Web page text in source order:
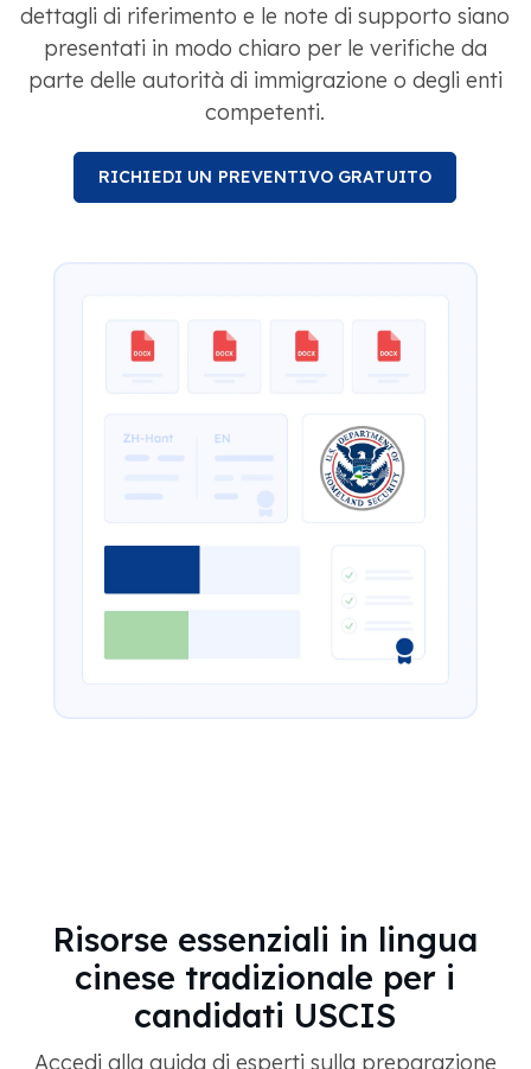
dettagli di riferimento e le note di supporto siano
presentati in modo chiaro per le verifiche da
parte delle autorità di immigrazione o degli enti
competenti.
RICHIEDI UN PREVENTIVO GRATUITO
Risorse essenziali in lingua
cinese tradizionale per i
candidati USCIS
Accedi alla guida di esperti sulla preparazione